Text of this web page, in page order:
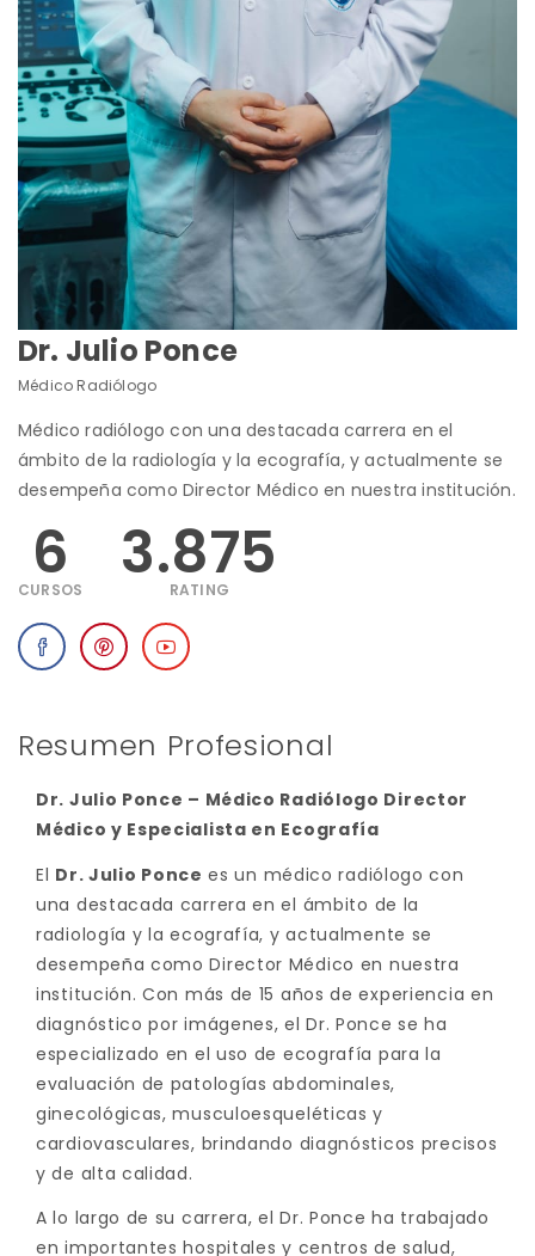
Dr. Julio Ponce
Médico Radiólogo
Médico radiólogo con una destacada carrera en el
ámbito de la radiología y la ecografía, y actualmente se
desempeña como Director Médico en nuestra institución.
6
CURSOS 3.875
RATING
Resumen Profesional
Dr. Julio Ponce – Médico Radiólogo Director
Médico y Especialista en Ecografía
El Dr. Julio Ponce es un médico radiólogo con
una destacada carrera en el ámbito de la
radiología y la ecografía, y actualmente se
desempeña como Director Médico en nuestra
institución. Con más de 15 años de experiencia en
diagnóstico por imágenes, el Dr. Ponce se ha
especializado en el uso de ecografía para la
evaluación de patologías abdominales,
ginecológicas, musculoesqueléticas y
cardiovasculares, brindando diagnósticos precisos
y de alta calidad.
A lo largo de su carrera, el Dr. Ponce ha trabajado
en importantes hospitales y centros de salud,